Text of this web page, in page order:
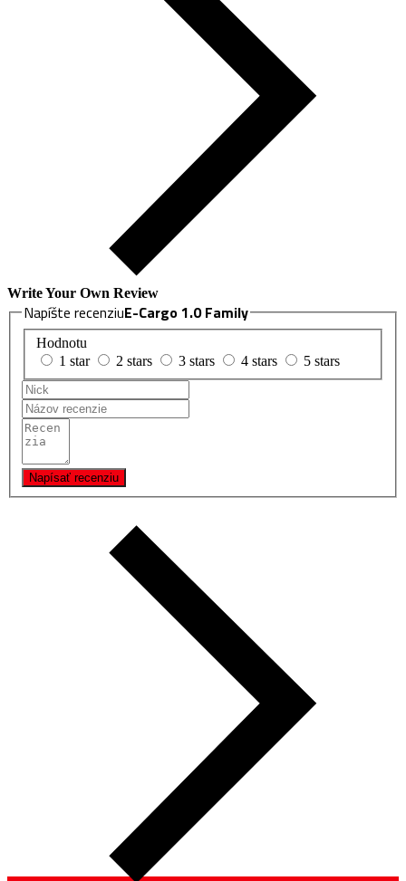
Write Your Own Review
Napíšte recenziuE-Cargo 1.0 Family
Hodnotu
1 star
2 stars 3 stars 4 stars 5 stars
Napísať recenziu